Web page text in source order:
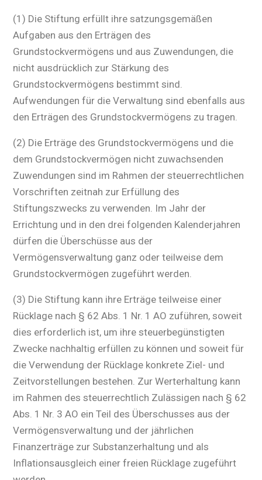
(1) Die Stiftung erfüllt ihre satzungsgemäßen
Aufgaben aus den Erträgen des
Grundstockvermögens und aus Zuwendungen, die
nicht ausdrücklich zur Stärkung des
Grundstockvermögens bestimmt sind.
Aufwendungen für die Verwaltung sind ebenfalls aus
den Erträgen des Grundstockvermögens zu tragen.
(2) Die Erträge des Grundstockvermögens und die
dem Grundstockvermögen nicht zuwachsenden
Zuwendungen sind im Rahmen der steuerrechtlichen
Vorschriften zeitnah zur Erfüllung des
Stiftungszwecks zu verwenden. Im Jahr der
Errichtung und in den drei folgenden Kalenderjahren
dürfen die Überschüsse aus der
Vermögensverwaltung ganz oder teilweise dem
Grundstockvermögen zugeführt werden.
(3) Die Stiftung kann ihre Erträge teilweise einer
Rücklage nach § 62 Abs. 1 Nr. 1 AO zuführen, soweit
dies erforderlich ist, um ihre steuerbegünstigten
Zwecke nachhaltig erfüllen zu können und soweit für
die Verwendung der Rücklage konkrete Ziel- und
Zeitvorstellungen bestehen. Zur Werterhaltung kann
im Rahmen des steuerrechtlich Zulässigen nach § 62
Abs. 1 Nr. 3 AO ein Teil des Überschusses aus der
Vermögensverwaltung und der jährlichen
Finanzerträge zur Substanzerhaltung und als
Inflationsausgleich einer freien Rücklage zugeführt